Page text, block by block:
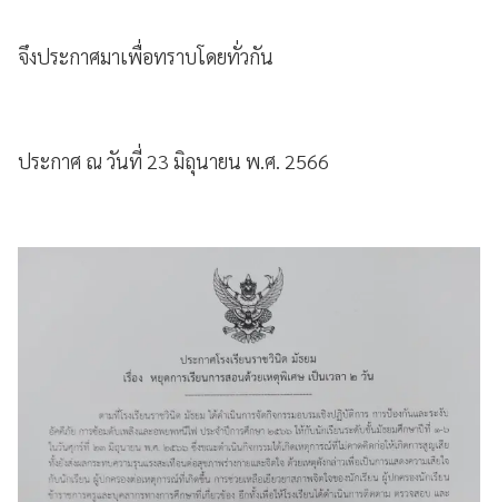
จึงประกาศมาเพื่อทราบโดยทั่วกัน
ประกาศ ณ วันที่ 23 มิถุนายน พ.ศ. 2566